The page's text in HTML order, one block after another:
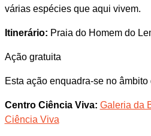
várias espécies que aqui vivem.
Itinerário: Praia do Homem do
Ação gratuita
Esta ação enquadra-se no
Centro Ciência Viva: Galeria da
Ciência Viva